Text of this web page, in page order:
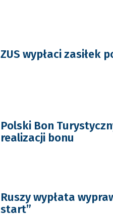
ZUS wypłaci zasiłek
Polski Bon
realizacji bonu
Ruszy wypłata
start”